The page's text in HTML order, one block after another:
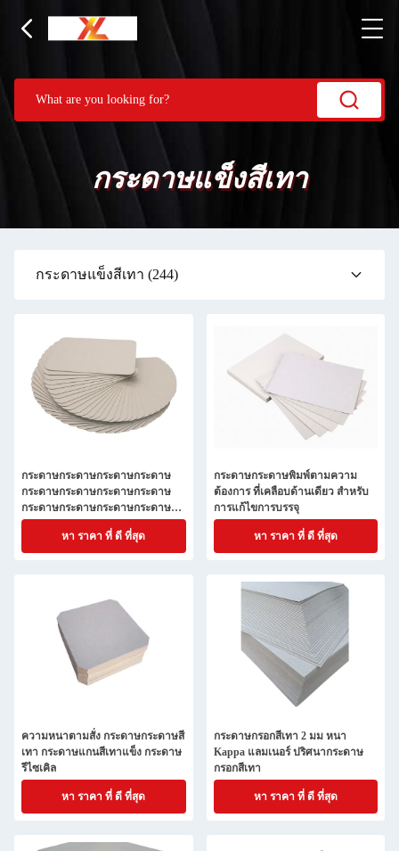
กระดาษแข็งสีเทา
กระดาษแข็งสีเทา (244)
กระดาษกระดาษกระดาษกระดาษ
กระดาษกระดาษกระดาษกระดาษ
กระดาษกระดาษกระดาษกระดาษ
กระดาษกระดาษกระดาษกระดาษ
กระดาษกระดาษกระดาษกระดาษ
กระดาษกระดาษกระดาษกระดาษ
กระดาษกระดาษกระดาษกระดาษ
กระดาษกระดาษกระดาษกระดาษ
กระดาษกระดาษกระดาษกระดาษ
กระดาษกระดาษกระดาษกระดาษ
กระดาษกระดาษกระดาษกระดาษ
กระดาษกระดาษกระดาษกระดาษ
กระดาษกระดาษกระดาษ
หา ราคา ที่ ดี ที่สุด
กระดาษกระดาษพิมพ์ตามความ
ต้องการ ที่เคลือบด้านเดียว สําหรับ
การแก้ไขการบรรจุ
หา ราคา ที่ ดี ที่สุด
ความหนาตามสั่ง กระดาษกระดาษสี
เทา กระดาษแกนสีเทาแข็ง กระดาษ
รีไซเคิล
หา ราคา ที่ ดี ที่สุด
กระดาษกรอกสีเทา 2 มม หนา
Kappa แลมเนอร์ ปริศนากระดาษ
กรอกสีเทา
หา ราคา ที่ ดี ที่สุด